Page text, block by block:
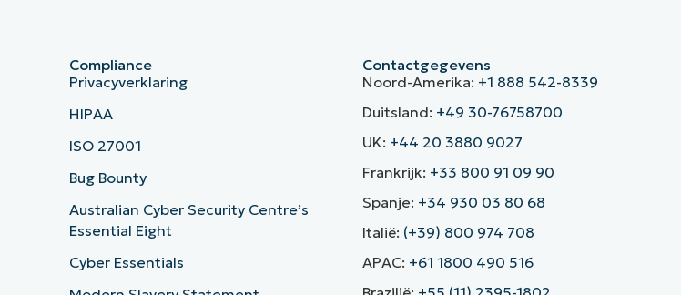
Compliance
Privacyverklaring
HIPAA
ISO 27001
Bug Bounty
Australian Cyber Security Centre’s
Essential Eight
Cyber Essentials
Contactgegevens
Noord-Amerika: +1 888 542-8339
Duitsland: +49 30-76758700
UK: +44 20 3880 9027
Frankrijk: +33 800 91 09 90
Spanje: +34 930 03 80 68
Italië: (+39) 800 974 708
APAC: +61 1800 490 516